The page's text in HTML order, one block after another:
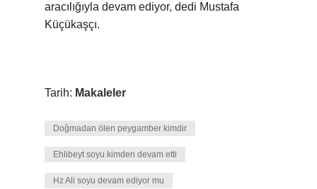
aracılığıyla devam ediyor, dedi Mustafa
Küçükaşçı.
Tarih: Makaleler
Doğmadan ölen peygamber kimdir
Ehlibeyt soyu kimden devam etti
Hz Ali soyu devam ediyor mu